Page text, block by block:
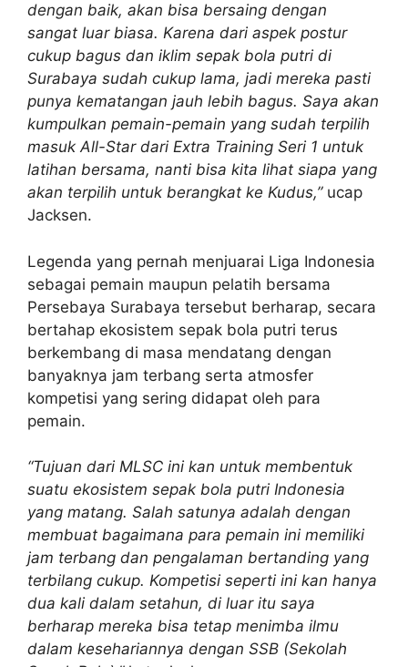
dengan baik, akan bisa bersaing dengan
sangat luar biasa. Karena dari aspek postur
cukup bagus dan iklim sepak bola putri di
Surabaya sudah cukup lama, jadi mereka pasti
punya kematangan jauh lebih bagus. Saya akan
kumpulkan pemain-pemain yang sudah terpilih
masuk All-Star dari Extra Training Seri 1 untuk
latihan bersama, nanti bisa kita lihat siapa yang
akan terpilih untuk berangkat ke Kudus,” ucap
Jacksen.
Legenda yang pernah menjuarai Liga Indonesia
sebagai pemain maupun pelatih bersama
Persebaya Surabaya tersebut berharap, secara
bertahap ekosistem sepak bola putri terus
berkembang di masa mendatang dengan
banyaknya jam terbang serta atmosfer
kompetisi yang sering didapat oleh para
pemain.
“Tujuan dari MLSC ini kan untuk membentuk
suatu ekosistem sepak bola putri Indonesia
yang matang. Salah satunya adalah dengan
membuat bagaimana para pemain ini memiliki
jam terbang dan pengalaman bertanding yang
terbilang cukup. Kompetisi seperti ini kan hanya
dua kali dalam setahun, di luar itu saya
berharap mereka bisa tetap menimba ilmu
dalam kesehariannya dengan SSB (Sekolah